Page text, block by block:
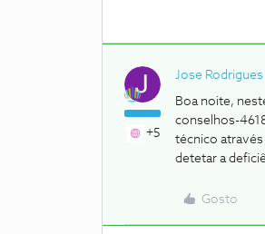
+5
Jose Rodrigues
Boa noite,
conselhos-
técnico
detetar a
Gosto